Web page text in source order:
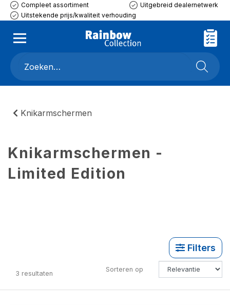
Compleet assortiment
Uitgebreid dealernetwerk
Uitstekende prijs/kwaliteit verhouding
Knikarmschermen
Knikarmschermen -
Limited Edition
Filters
3 resultaten Sorteren op